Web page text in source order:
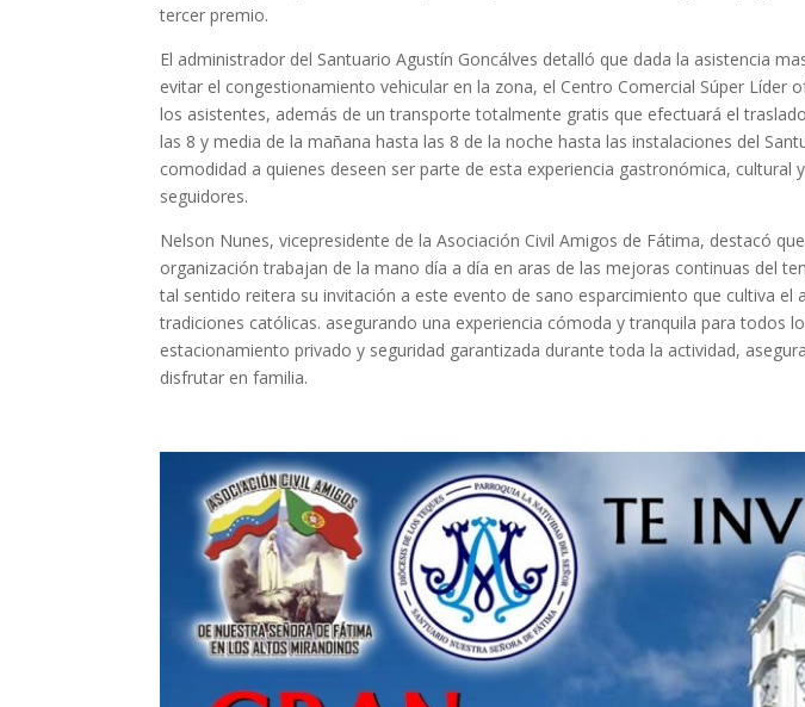
tercer premio.
El administrador del Santuario Agustín Goncálves detalló que dada la asistencia
evitar el congestionamiento vehicular en la zona, el Centro Comercial Súper Líder
los asistentes, además de un transporte totalmente gratis que efectuará el
las 8 y media de la mañana hasta las 8 de la noche hasta las instalaciones del
comodidad a quienes deseen ser parte de esta experiencia gastronómica, cultural
seguidores.
Nelson Nunes, vicepresidente de la Asociación Civil Amigos de Fátima, destacó
organización trabajan de la mano día a día en aras de las mejoras continuas del
tal sentido reitera su invitación a este evento de sano esparcimiento que cultiva el
tradiciones católicas. asegurando una experiencia cómoda y tranquila para todos
estacionamiento privado y seguridad garantizada durante toda la actividad,
disfrutar en familia.